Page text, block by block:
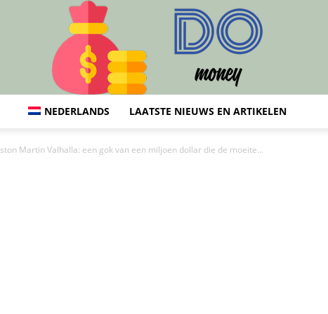
NEDERLANDS LAATSTE NIEUWS EN ARTIKELEN
Martin Valhalla: een gok van een miljoen dollar die de moeite...